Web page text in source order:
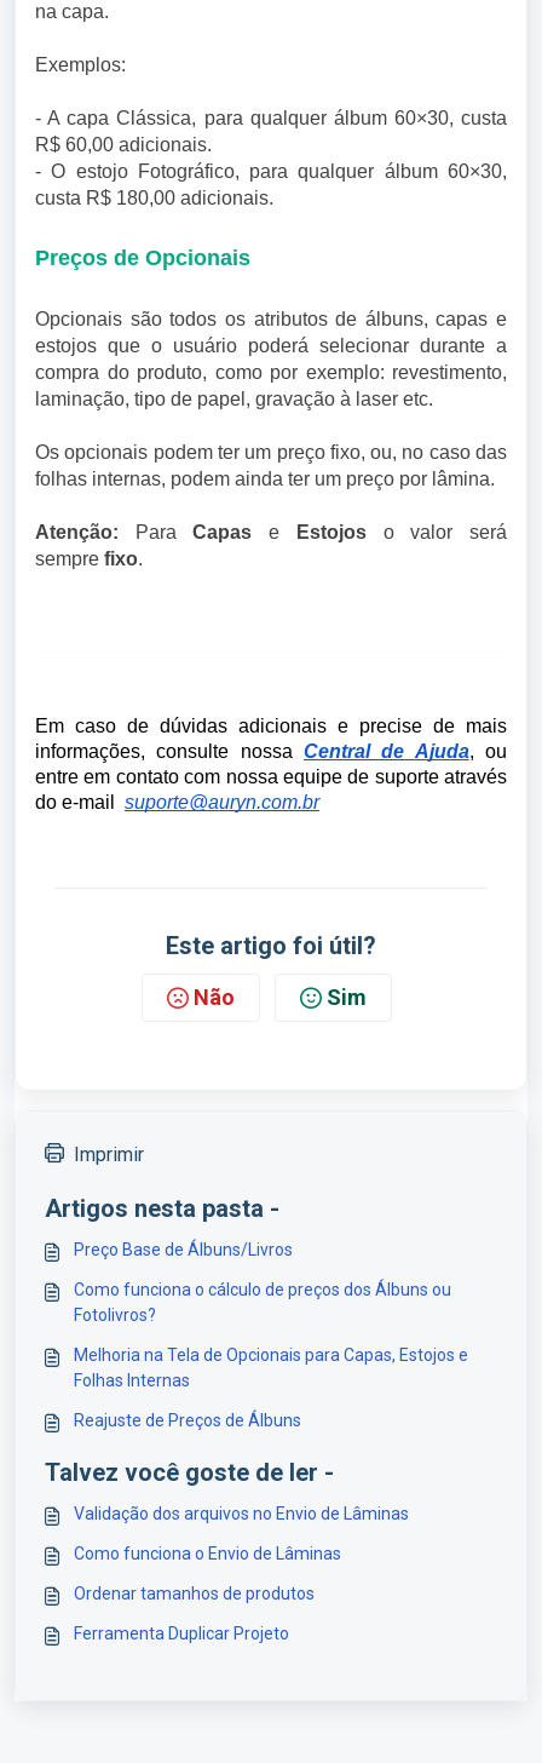
na capa.
Exemplos:
- A capa Clássica, para qualquer álbum 60×30, custa
R$ 60,00 adicionais.
- O estojo Fotográfico, para qualquer álbum 60×30,
custa R$ 180,00 adicionais.
Preços de Opcionais
Opcionais são todos os atributos de álbuns, capas e
estojos que o usuário poderá selecionar durante a
compra do produto, como por exemplo: revestimento,
laminação, tipo de papel, gravação à laser etc.
Os opcionais podem ter um preço fixo, ou, no caso das
folhas internas, podem ainda ter um preço por lâmina.
Atenção: ParaCapas e Estojoso valor será
sempre fixo.
Em caso de dúvidas adicionais e precise de mais
informações, consulte nossa Central de Ajuda, ou
entre em contato com nossa equipe de suporte através
do e-mail suporte@auryn.com.br
Este artigo foi útil?
Não Sim
Imprimir
Artigos nesta pasta -
Preço Base de Álbuns/Livros
Como funciona o cálculo de preços dos Álbuns ou
Fotolivros?
Melhoria na Tela de Opcionais para Capas, Estojos e
Folhas Internas
Reajuste de Preços de Álbuns
Talvez você goste de ler -
Validação dos arquivos no Envio de Lâminas
Como funciona o Envio de Lâminas
Ordenar tamanhos de produtos
Ferramenta Duplicar Projeto